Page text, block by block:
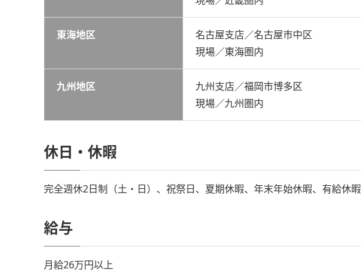
東海地区
名古屋支店／名古屋市中区
現場／東海圏内
九州地区
九州支店／福岡市博多区
現場／九州圏内
休日・休暇
完全週休2日制（土・日）、祝祭日、夏期休暇、年末年始休暇、有給休暇
給与
月給26万円以上